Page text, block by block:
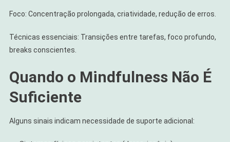
Foco: Concentração prolongada, criatividade, redução de erros.
Técnicas essenciais: Transições entre tarefas, foco profundo,
breaks conscientes.
Quando o Mindfulness Não É
Suficiente
Alguns sinais indicam necessidade de suporte adicional: